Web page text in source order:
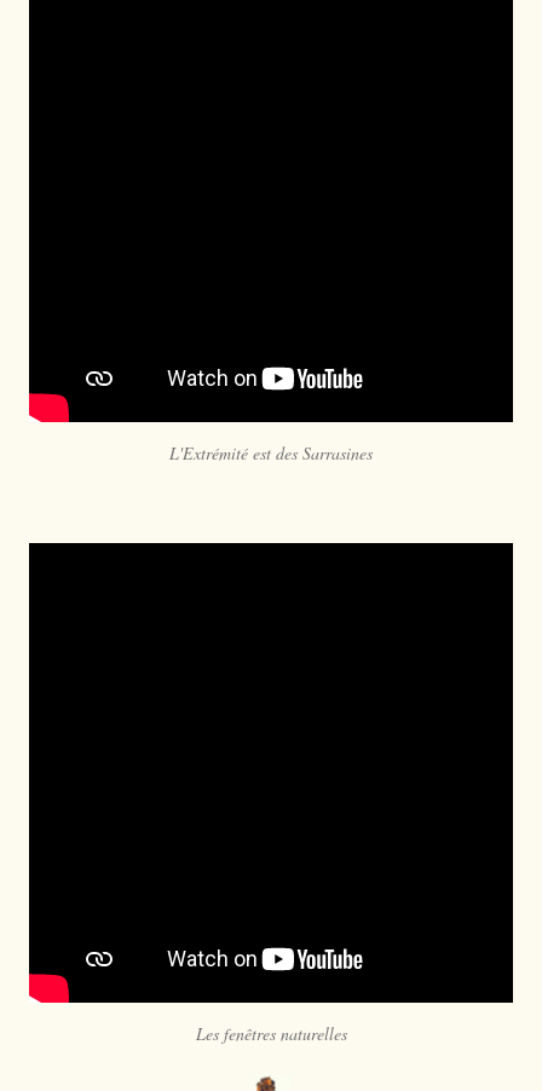
L'Extrémité est des Sarrasines
Les fenêtres naturelles